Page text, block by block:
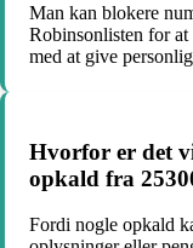
Man kan blokere
Robinsonlisten for
med at give
Hvorfor er det
opkald fra
Fordi nogle opkald